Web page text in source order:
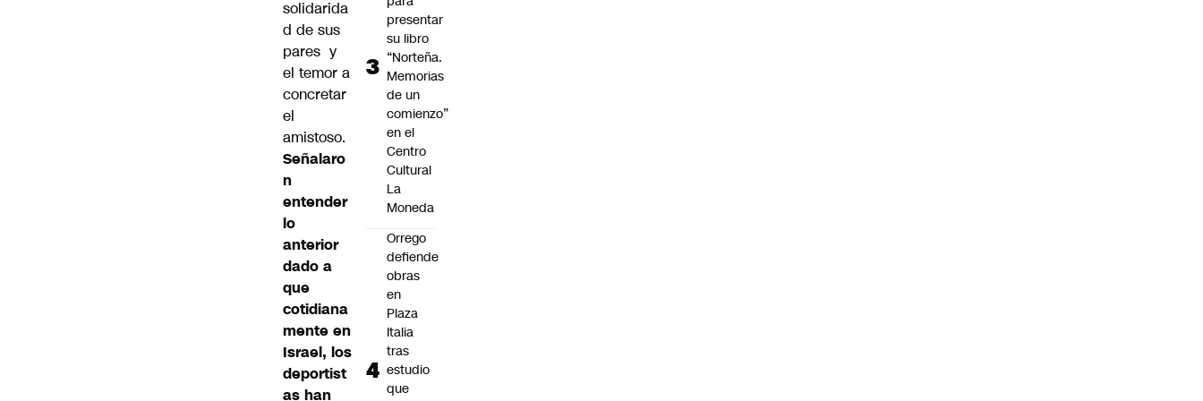
solidarida
d de sus
pares y
el temor a
concretar
el
amistoso.
Señalaro
n
entender
lo
anterior
dado a
que
cotidiana
mente en
Israel, los
deportist
as han
presentar
su libro
“Norteña.
Memorias
de un
comienzo”
en el
Centro
Cultural
La
Moneda
Orrego
defiende
obras
en
Plaza
Italia
tras
estudio
que